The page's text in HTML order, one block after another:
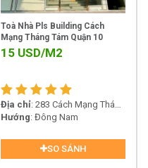
Toà Nhà Pls Building Cách
Mạng Tháng Tám Quận 10
15 USD/M2
Địa chỉ: 283 Cách Mạng Tháng
8, Quận 10
Hướng : Đông Nam
SO SÁNH